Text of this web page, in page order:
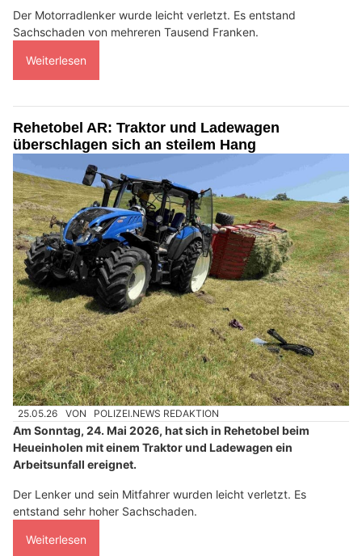
Der Motorradlenker wurde leicht verletzt. Es entstand
Sachschaden von mehreren Tausend Franken.
Weiterlesen
Rehetobel AR: Traktor und Ladewagen
überschlagen sich an steilem Hang
25.05.26 VON POLIZEI.NEWS REDAKTION
Am Sonntag, 24. Mai 2026, hat sich in Rehetobel beim
Heueinholen mit einem Traktor und Ladewagen ein
Arbeitsunfall ereignet.
Der Lenker und sein Mitfahrer wurden leicht verletzt. Es
entstand sehr hoher Sachschaden.
Weiterlesen